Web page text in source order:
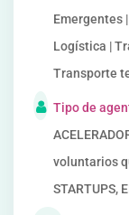
Emergentes
Logística |
Transporte
Tipo de
voluntarios
STARTUPS,